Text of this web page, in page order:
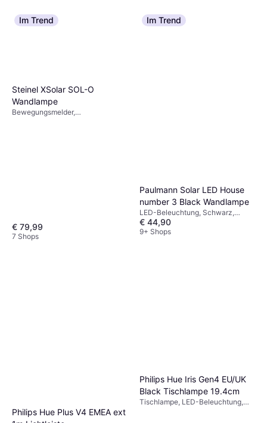
Globo Lighting Annika
Hängeleuchte Pendelleuchte
Im Trend
Steinel XSolar SOL-O
Wandlampe
Bewegungsmelder,
€ 79,99
7 Shops
Im Trend
Paulmann Solar LED House
number 3 Black Wandlampe
LED-Beleuchtung, Schwarz,
Edelstahl, Kunststoff, IP-Schutzart:
IP44
€ 44,90
9+ Shops
Philips Hue Plus V4 EMEA ext
Philips Hue Iris Gen4 EU/UK
Black Tischlampe 19.4cm
Tischlampe, LED-Beleuchtung,